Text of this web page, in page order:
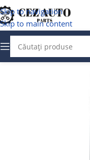
Skip to navigation
Skip to main content